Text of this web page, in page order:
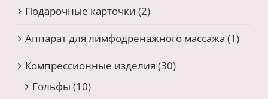
Подарочные карточки (2)
Аппарат для лимфодренажного массажа (1)
Компрессионные изделия (30)
Гольфы (10)